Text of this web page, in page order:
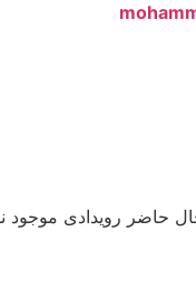
حاضر رویدادی موجود